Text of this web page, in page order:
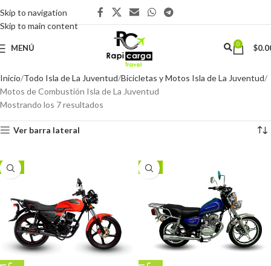
Skip to navigation
Skip to main content
MENÚ 0 $
Inicio Todo Isla de La Juventud Bicicletas y Motos Isla de La Juventud
Motos de Combustión Isla de La Juventud
Mostrando los 7 resultados
Ver barra lateral
-9% -4%